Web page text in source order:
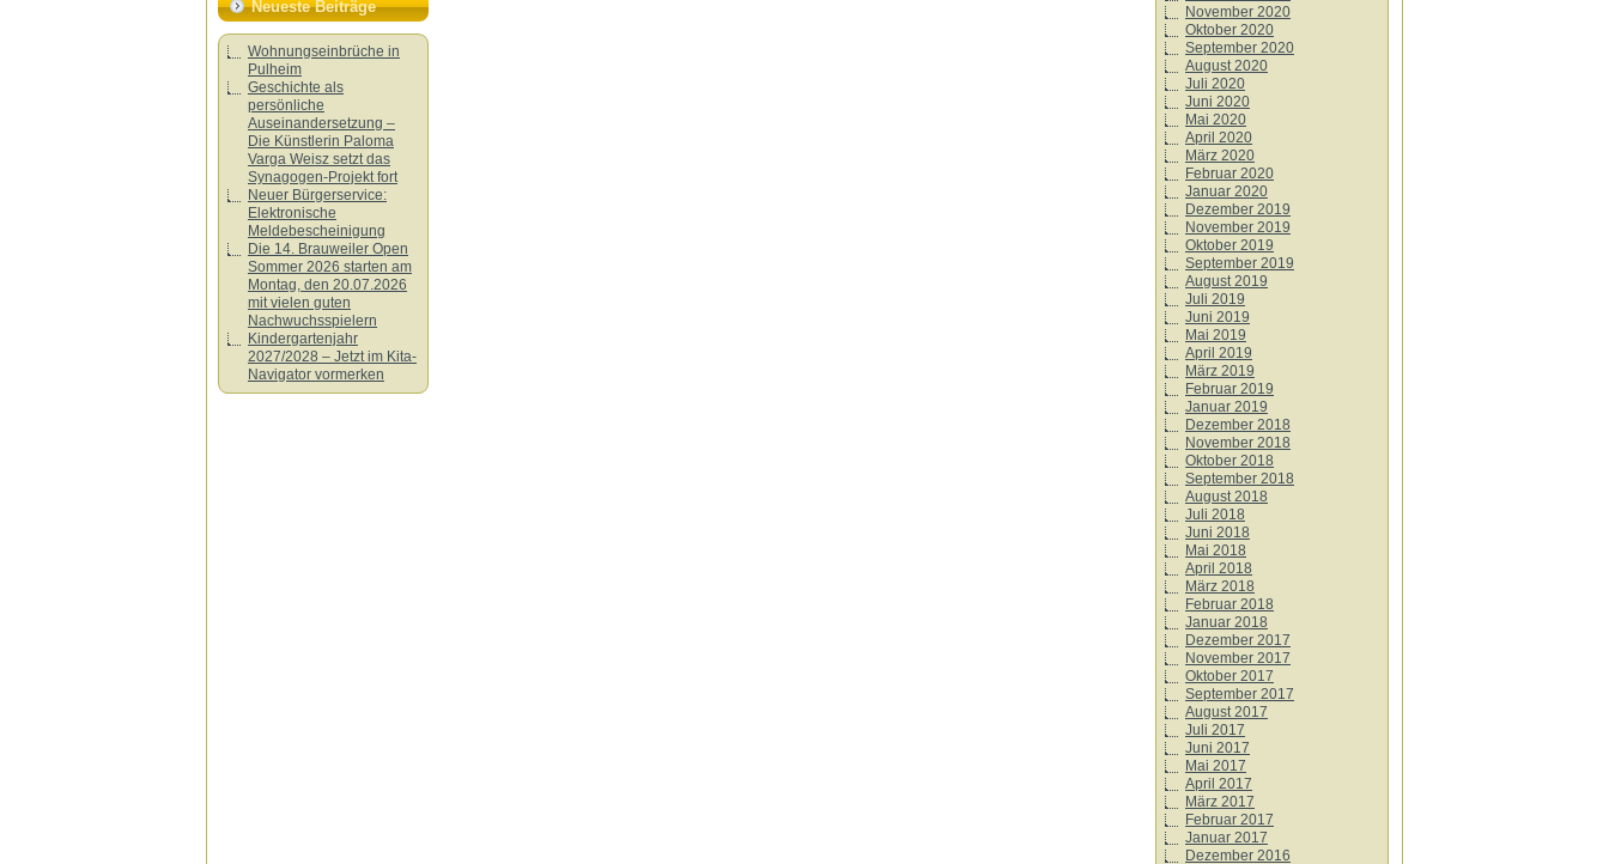
Neueste Beiträge
Wohnungseinbrüche in
Pulheim
Geschichte als
persönliche
Auseinandersetzung –
Die Künstlerin Paloma
Varga Weisz setzt das
Synagogen-Projekt fort
Neuer Bürgerservice:
Elektronische
Meldebescheinigung
Die 14. Brauweiler Open
Sommer 2026 starten am
Montag, den 20.07.2026
mit vielen guten
Nachwuchsspielern
Kindergartenjahr
2027/2028 – Jetzt im Kita-
Navigator vormerken
November 2020
Oktober 2020
September 2020
August 2020
Juli 2020
Juni 2020
Mai 2020
April 2020
März 2020
Februar 2020
Januar 2020
Dezember 2019
November 2019
Oktober 2019
September 2019
August 2019
Juli 2019
Juni 2019
Mai 2019
April 2019
März 2019
Februar 2019
Januar 2019
Dezember 2018
November 2018
Oktober 2018
September 2018
August 2018
Juli 2018
Juni 2018
Mai 2018
April 2018
März 2018
Februar 2018
Januar 2018
Dezember 2017
November 2017
Oktober 2017
September 2017
August 2017
Juli 2017
Juni 2017
Mai 2017
April 2017
März 2017
Februar 2017
Januar 2017
Dezember 2016